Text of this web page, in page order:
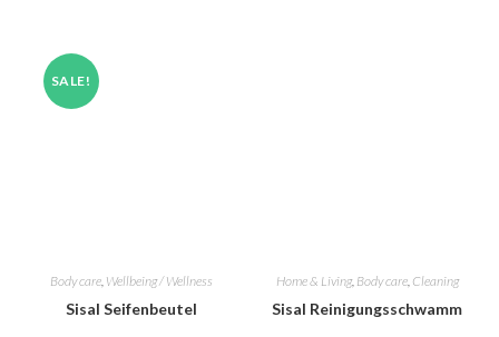
SALE!
Body care Wellbeing / Wellness
Sisal Seifenbeutel
Home & Living, Body care, Cleaning
Sisal Reinigungsschwamm